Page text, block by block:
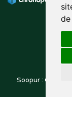
Soopur :